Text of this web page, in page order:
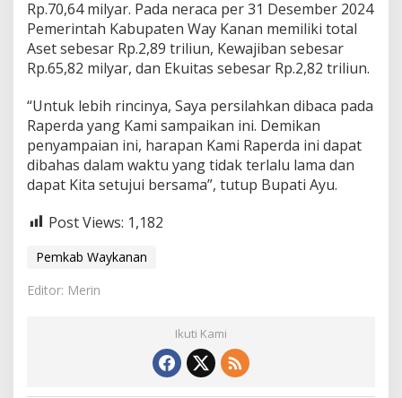
Rp.70,64 milyar. Pada neraca per 31 Desember 2024
Pemerintah Kabupaten Way Kanan memiliki total
Aset sebesar Rp.2,89 triliun, Kewajiban sebesar
Rp.65,82 milyar, dan Ekuitas sebesar Rp.2,82 triliun.
“Untuk lebih rincinya, Saya persilahkan dibaca pada
Raperda yang Kami sampaikan ini. Demikan
penyampaian ini, harapan Kami Raperda ini dapat
dibahas dalam waktu yang tidak terlalu lama dan
dapat Kita setujui bersama”, tutup Bupati Ayu.
Post Views: 1,182
Pemkab Waykanan
Editor: Merin
Ikuti Kami